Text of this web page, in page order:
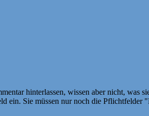
hinterlassen, wissen aber nicht, was
Sie müssen nur noch die Pflichtfelder